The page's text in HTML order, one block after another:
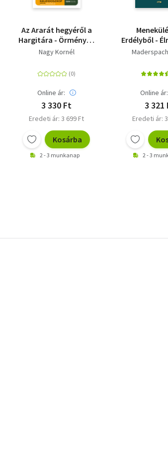
Az Ararát hegyéről a
Hargitára - Örmények
Erdélyben a 17-18.
Nagy Kornél
Online ár:
3 330 Ft
Eredeti ár: 3 699 Ft
Kosárba
2 - 3 munkanap
Erdélyből -
a
Online ár:
3 321
Eredeti ár:
2 - 3